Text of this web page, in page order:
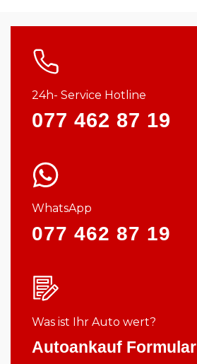
24h- Service Hotline
077 462 87 19
WhatsApp
077 462 87 19
Was ist Ihr Auto wert?
Autoankauf Formular